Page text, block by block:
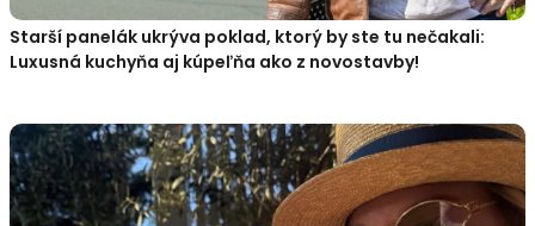
Starší panelák ukrýva poklad, ktorý by ste tu nečakali:
Luxusná kuchyňa aj kúpeľňa ako z novostavby!